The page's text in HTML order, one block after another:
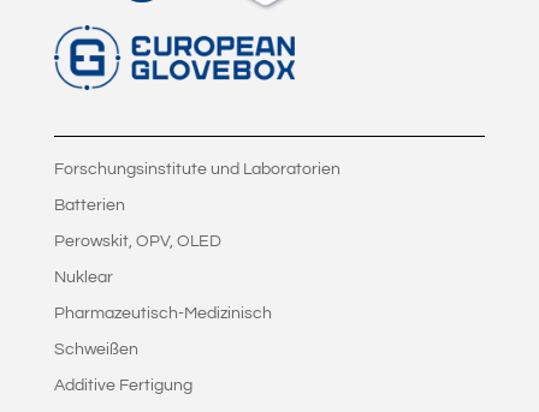
Forschungsinstitute und Laboratorien
Batterien
Perowskit, OPV, OLED
Nuklear
Pharmazeutisch-Medizinisch
Schweißen
Additive Fertigung